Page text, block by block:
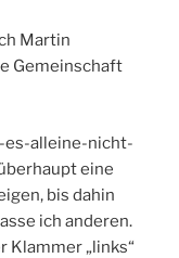
Martin
Gemeinschaft
es-alleine-nicht-
eine
bis dahin
ich anderen.
Klammer „links“